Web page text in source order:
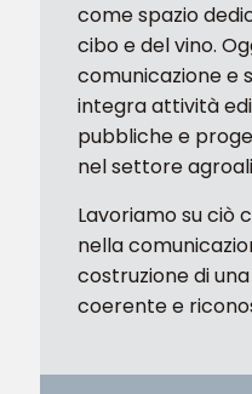
come spazio
cibo e del vino.
comunicazione e
integra attività
pubbliche e
nel settore
Lavoriamo su ciò
nella
costruzione di
coerente e